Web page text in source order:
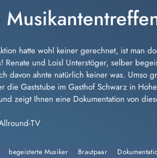
hatte wohl keiner gerechnet, ist man
Renate und Loisl Unterstöger, selber
davon ahnte natürlich keiner was. Umso
die Gaststube im Gasthof Schwarz in
zeigt Ihnen eine Dokumentation von
TV
begeisterte Musiker Brautpaar